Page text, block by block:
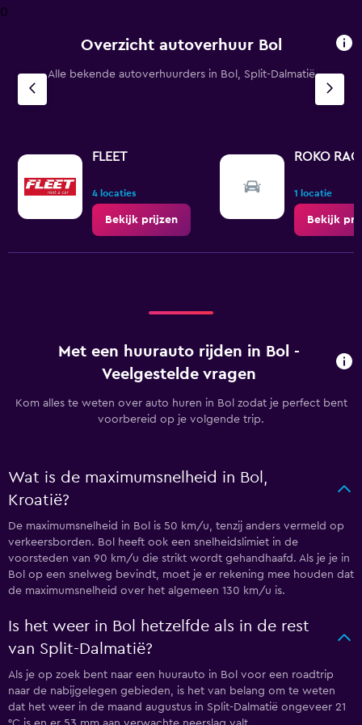
1
Y
axis
Range:
to
4.5.
0
Overzicht autoverhuur Bol
Alle bekende autoverhuurders in Bol, Split-Dalmatië
FLEET
4 locaties
Bekijk prijzen
ROKO RAC
1 locatie
Bekijk
Met een huurauto rijden in Bol -
Veelgestelde vragen
Kom alles te weten over auto huren in Bol zodat je perfect bent
voorbereid op je volgende trip.
Wat is de maximumsnelheid in Bol,
Kroatië?
De maximumsnelheid in Bol is 50 km/u, tenzij anders vermeld op
verkeersborden. Bol heeft ook een snelheidslimiet in de
voorsteden van 90 km/u die strikt wordt gehandhaafd. Als je je in
Bol op een snelweg bevindt, moet je er rekening mee houden dat
de maximumsnelheid over het algemeen 130 km/u is.
Is het weer in Bol hetzelfde als in de rest
van Split-Dalmatië?
Als je op zoek bent naar een huurauto in Bol voor een roadtrip
naar de nabijgelegen gebieden, is het van belang om te weten
dat het weer in de maand augustus in Split-Dalmatië ongeveer 21